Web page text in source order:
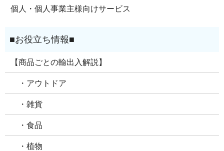
個人・個人事業主様向けサービス
【商品ごとの輸出入解説】
・アウトドア
・雑貨
・食品
・植物